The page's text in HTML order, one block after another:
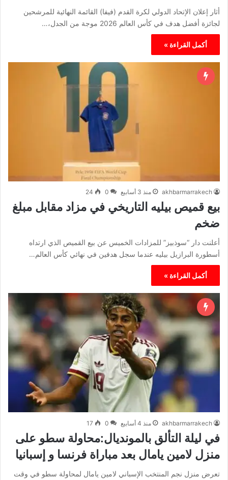
أثار إعلان الإتحاد الدولي لكرة القدم (فيفا) القائمة النهائية للمرشحين
لجائزة أفضل هدف في كأس العالم 2026 موجة من الجدل،…
أكمل القراءة »
akhbarmarrakech منذ 3 أسابيع 0
24
بيع قميص بيليه التاريخي في مزاد مقابل مبلغ
ضخم
أعلنت دار “سوذبيز” للمزادات الخميس عن بيع القميص الذي ارتداه
⁠أسطورة البرازيل بيليه عندما سجل هدفين في نهائي كأس العالم…
أكمل القراءة »
akhbarmarrakech منذ 4 أسابيع 0
17
في ليلة التألق بالمونديال:محاولة سطو على
منزل لامين يامال بعد مباراة فرنسا و إسبانيا
تعرض منزل نجم المنتخب الإسباني لامين يامال لمحاولة سطو في وقت